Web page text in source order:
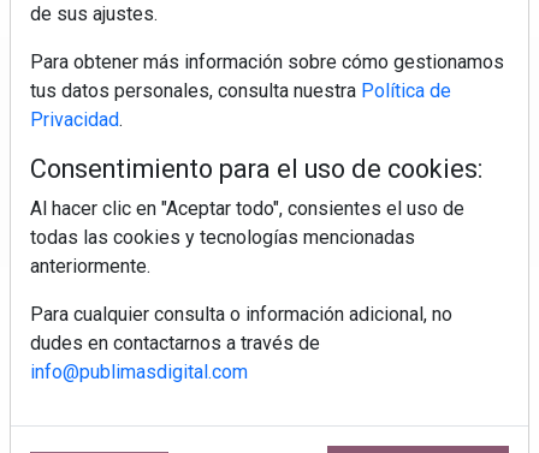
Regístrate y accede a contenidos
Correo electrónico
de sus ajustes.
Para obtener más información sobre cómo gestionamos
tus datos personales, consulta nuestra Política de
Privacidad.
Consentimiento para el uso de cookies:
Al hacer clic en "Aceptar todo", consientes el uso de
todas las cookies y tecnologías mencionadas
anteriormente.
Para cualquier consulta o información adicional, no
dudes en contactarnos a través de
info@publimasdigital.com